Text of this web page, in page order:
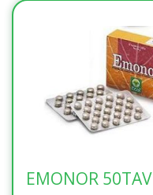
KALEVIS-K 20BUST
EMONOR 50TAV